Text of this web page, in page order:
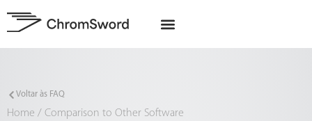
Voltar às FAQ
Home / Comparison to Other Software